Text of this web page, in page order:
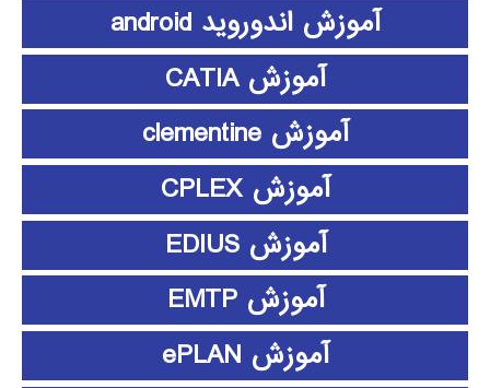
آموزش اندوروید android
آموزش CATIA
آموزش clementine
آموزش CPLEX
آموزش EDIUS
آموزش EMTP
آموزش ePLAN